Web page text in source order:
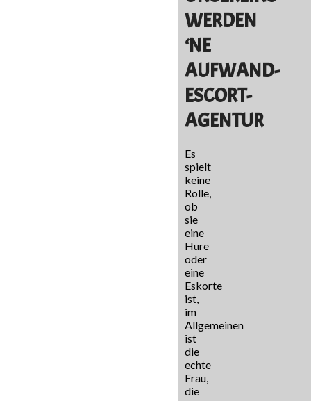
WERDEN
‘NE
AUFWAND-
ESCORT-
AGENTUR
Es
spielt
keine
Rolle,
ob
sie
eine
Hure
oder
eine
Eskorte
ist,
im
Allgemeinen
ist
die
echte
Frau,
die